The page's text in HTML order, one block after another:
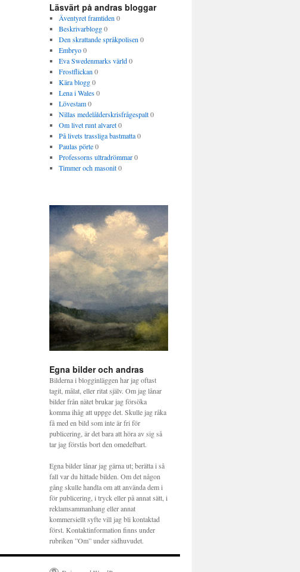
Läsvärt på andras bloggar
Äventyret framtiden 0
Beskrivarblogg0
Den skrattande språkpolisen 0
Embryo0
Eva Swedenmarks värld0
Frostflickan 0
Kära blogg0
Lena i Wales0
Lövestam0
Nillas medelålderskrisfrågespalt0
Om livet runt alvaret0
På livets trassliga bastmatta0
Paulas pörte0
Professorns ultradrömmar0
Timmer och masonit0
Egna bilder och andras
Bilderna i blogginläggen har jag oftast
tagit, målat, eller ritat själv. Om jag lånar
bilder från nätet brukar jag försöka
komma ihåg att uppge det. Skulle jag råka
få med en bild som inte är fri för
publicering, är det bara att höra av sig så
tar jag förstås bort den omedelbart.
Egna bilder lånar jag gärna ut; berätta i så
fall var du hittade bilden. Om det någon
gång skulle handla om att använda dem i
för publicering, i tryck eller på annat sätt, i
reklamsammanhang eller annat
kommersiellt syfte vill jag bli kontaktad
först. Kontaktinformation finns under
rubriken ”Om” under sidhuvudet.